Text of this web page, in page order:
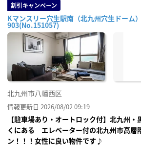
割引キャンペーン
Kマンスリー穴生駅南（北九州穴生ドーム
903(No.151057)
北九州市八幡西区
情報更新日 2026/08/02 09:19
【駐車場あり・オートロック付】北九州
くにある エレベーター付の北九州市高層
ン！！！女性に良い物件です♪